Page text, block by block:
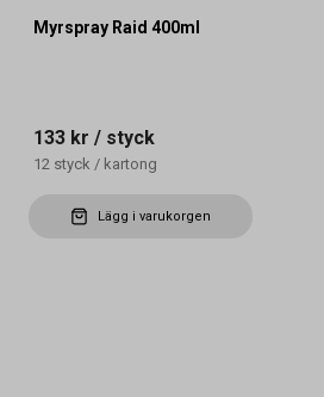
Myrspray Raid 400ml
133 kr / styck
12 styck / kartong
Lägg i varukorgen